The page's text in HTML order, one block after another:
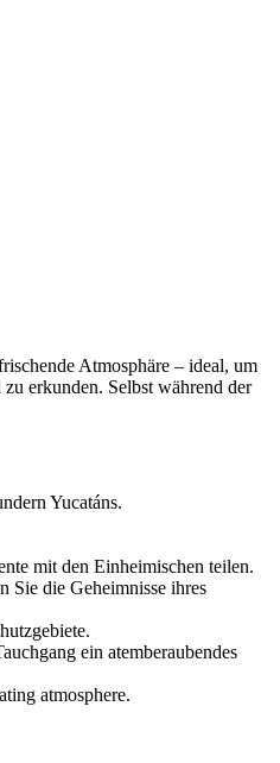
Atmosphäre – ideal, um
erkunden. Selbst während der
Yucatáns.
mit den Einheimischen teilen.
Sie die Geheimnisse ihres
ein atemberaubendes
atmosphere.